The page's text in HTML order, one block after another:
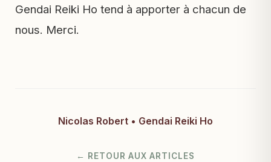
Gendai Reiki Ho tend à apporter à chacun de
nous. Merci.
Nicolas Robert • Gendai Reiki Ho
← RETOUR AUX ARTICLES